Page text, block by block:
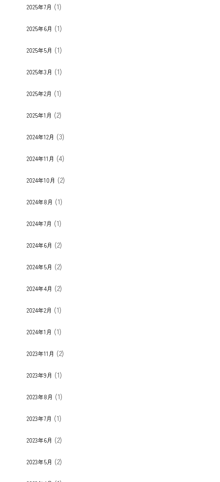
2025年7月 (1)
2025年6月 (1)
2025年5月 (1)
2025年3月 (1)
2025年2月 (1)
2025年1月 (2)
2024年12月 (3)
2024年11月 (4)
2024年10月 (2)
2024年8月 (1)
2024年7月 (1)
2024年6月 (2)
2024年5月 (2)
2024年4月 (2)
2024年2月 (1)
2024年1月 (1)
2023年11月 (2)
2023年9月 (1)
2023年8月 (1)
2023年7月 (1)
2023年6月 (2)
2023年5月 (2)